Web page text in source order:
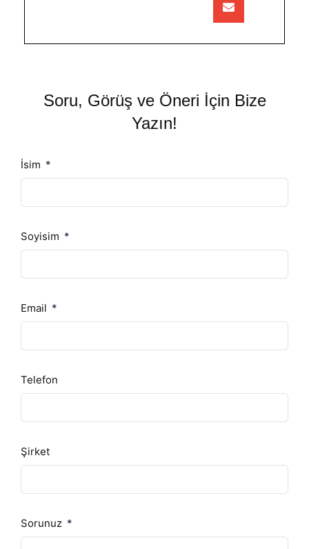
Soru, Görüş ve Öneri İçin Bize
Yazın!
İsim
Soyisim
Email
Telefon
Şirket
Sorunuz